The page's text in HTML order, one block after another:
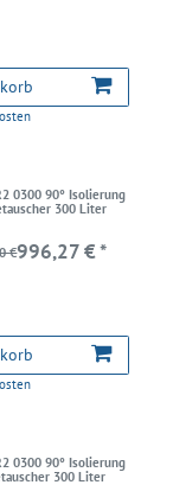
0300 90° Isolierung
300 Liter
€996,27 € *
0300 90° Isolierung
300 Liter